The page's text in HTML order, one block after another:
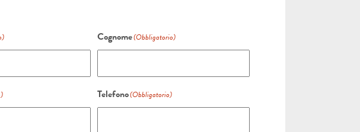
Cognome(Obbligatorio)
Telefono(Obbligatorio)